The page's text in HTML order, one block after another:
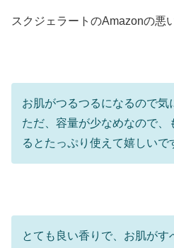
スクジェラートのAmazonの悪
お肌がつるつるになるので気
ただ、容量が少なめなので、
るとたっぷり使えて嬉しいで
とても良い香りで、お肌がす